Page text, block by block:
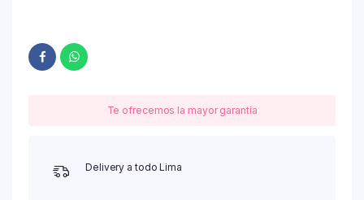
Te ofrecemos la mayor garantía
Delivery a todo Lima